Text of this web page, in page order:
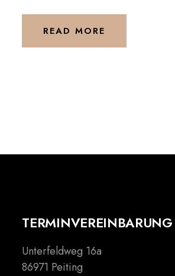
READ MORE
TERMINVEREINBARUNG
Unterfeldweg 16a
86971 Peiting